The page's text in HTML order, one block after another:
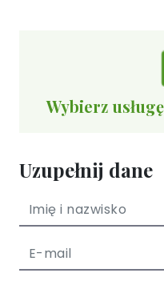
Wybierz
Uzupełnij dane